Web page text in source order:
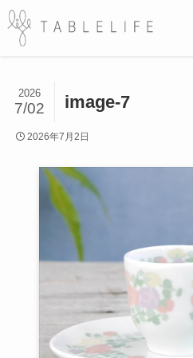
image-7
2026
7/02
2026年7月2日